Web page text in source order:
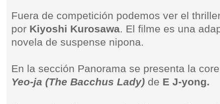
Fuera de competición podemos ver el
por Kiyoshi Kurosawa. El filme es una
novela de suspense nipona.
En la sección Panorama se presenta la
Yeo-ja (The Bacchus Lady) de E J-yong.